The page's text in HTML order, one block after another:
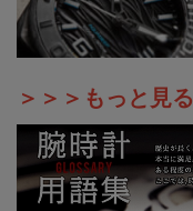
＞＞＞もっと見る